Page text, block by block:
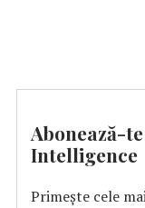
Abonează-
Intelligence
Primește cele